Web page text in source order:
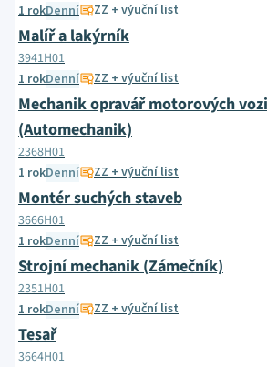
1 rokDenní ZZ + výuční list
Malíř a lakýrník
3941H01
1 rokDenní ZZ + výuční list
Mechanik opravář motorových
(Automechanik)
2368H01
1 rokDenní ZZ + výuční list
Montér suchých staveb
3666H01
1 rokDenní ZZ + výuční list
Strojní mechanik (Zámečník)
2351H01
1 rokDenní ZZ + výuční list
Tesař
3664H01